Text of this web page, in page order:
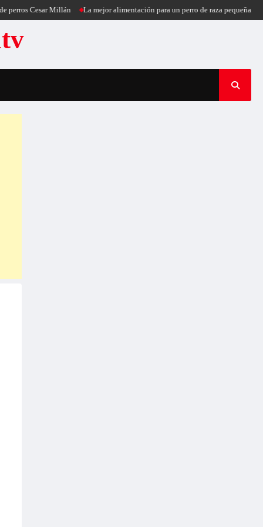
Millán La mejor alimentación para un perro de raza pequeña